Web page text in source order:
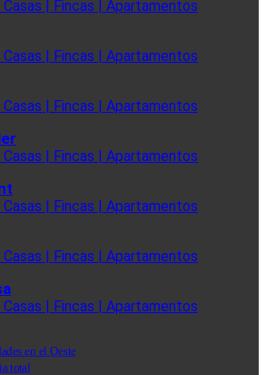
Casas | Fincas | Apartamentos
Casas | Fincas | Apartamentos
Casas | Fincas | Apartamentos
Casas | Fincas | Apartamentos
Casas | Fincas | Apartamentos
Casas | Fincas | Apartamentos
Casas | Fincas | Apartamentos
en el Oeste
total